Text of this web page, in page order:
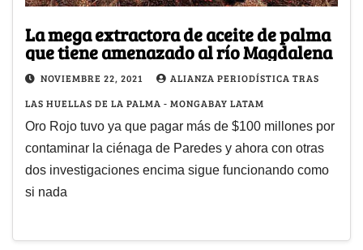
La mega extractora de aceite de palma
que tiene amenazado al río Magdalena
NOVIEMBRE 22, 2021
ALIANZA PERIODÍSTICA TRAS
LAS HUELLAS DE LA PALMA - MONGABAY LATAM
Oro Rojo tuvo ya que pagar más de $100 millones por
contaminar la ciénaga de Paredes y ahora con otras
dos investigaciones encima sigue funcionando como
si nada